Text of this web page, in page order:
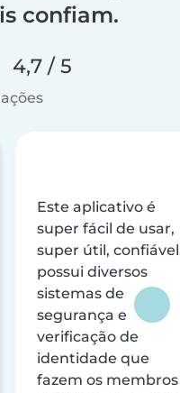
confiam.
4,7 / 5
Este aplicativo é
super fácil de usar,
super útil,
possui diversos
sistemas de
segurança e
verificação de
identidade que
fazem os membros